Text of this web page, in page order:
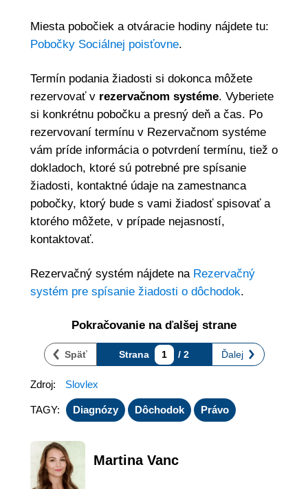
Miesta pobočiek a otváracie hodiny nájdete tu:
Pobočky Sociálnej poisťovne.
Termín podania žiadosti si dokonca môžete
rezervovať v rezervačnom systéme. Vyberiete
si konkrétnu pobočku a presný deň a čas. Po
rezervovaní termínu v Rezervačnom systéme
vám príde informácia o potvrdení termínu, tiež o
dokladoch, ktoré sú potrebné pre spísanie
žiadosti, kontaktné údaje na zamestnanca
pobočky, ktorý bude s vami žiadosť spisovať a
ktorého môžete, v prípade nejasností,
kontaktovať.
Rezervačný systém nájdete na Rezervačný
systém pre spísanie žiadosti o dôchodok.
Pokračovanie na ďalšej strane
Späť Strana 1 / 2 Ďalej
Zdroj: Slovlex
TAGY: Diagnózy Dôchodok Právo
Martina Vanc